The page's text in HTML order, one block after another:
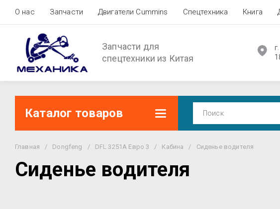
О нас Запчасти Двигатели Cummins Спецтехника Книга
Запчасти для
спецтехники из Китая
Каталог товаров
Главная / Dongfeng / DFL 3251A Евро 3 / Кабина / Сиденье водителя
Сиденье водителя